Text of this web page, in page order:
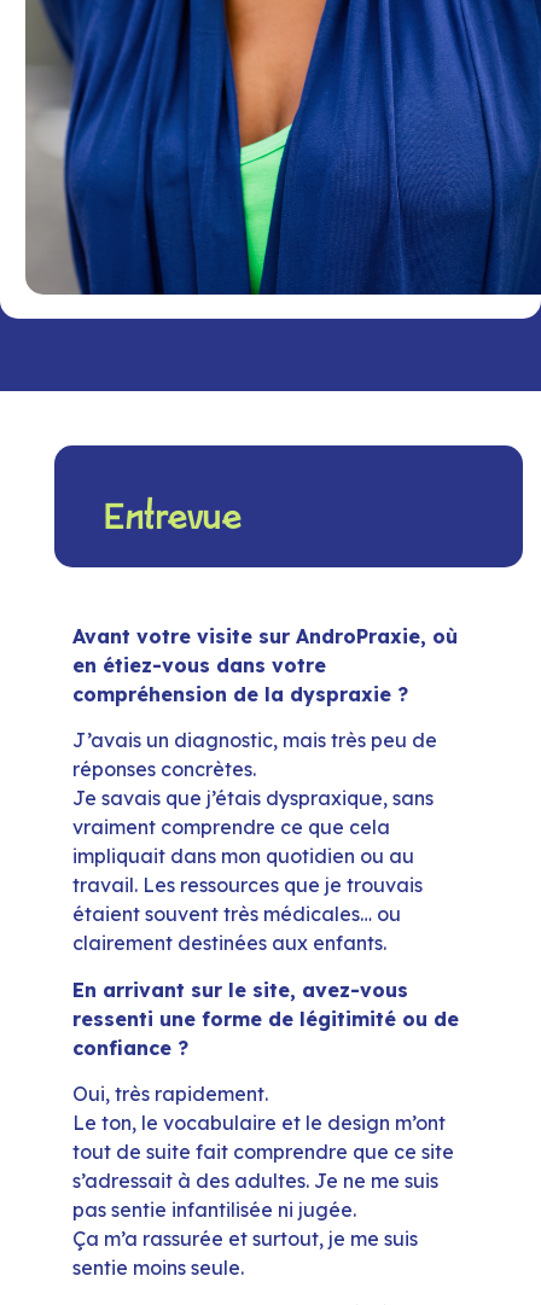
Entrevue
Avant votre visite sur AndroPraxie, où
en étiez-vous dans votre
compréhension de la dyspraxie ?
J’avais un diagnostic, mais très peu de
réponses concrètes.
Je savais que j’étais dyspraxique, sans
vraiment comprendre ce que cela
impliquait dans mon quotidien ou au
travail. Les ressources que je trouvais
étaient souvent très médicales… ou
clairement destinées aux enfants.
En arrivant sur le site, avez-vous
ressenti une forme de légitimité ou de
confiance ?
Oui, très rapidement.
Le ton, le vocabulaire et le design m’ont
tout de suite fait comprendre que ce site
s’adressait à des adultes. Je ne me suis
pas sentie infantilisée ni jugée.
Ça m’a rassurée et surtout, je me suis
sentie moins seule.